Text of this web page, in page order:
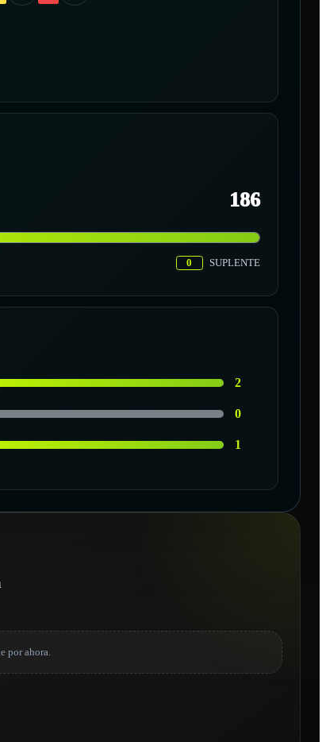
186
0 SUPLENTE
2
0
1
por ahora.